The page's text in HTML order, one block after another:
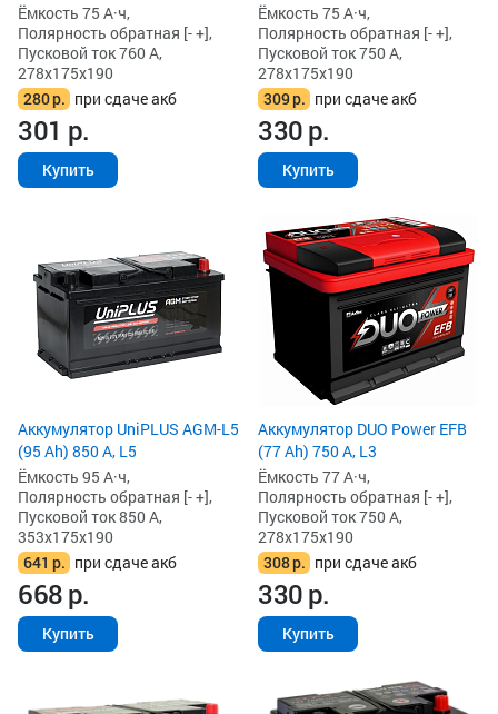
Ёмкость 75 А·ч,
Полярность обратная [- +],
Пусковой ток 760 А,
278x175x190
280р. при сдаче акб
301 р.
Купить
Ёмкость 75 А·ч,
Полярность обратная [- +],
Пусковой ток 750 А,
278x175x190
309р. при сдаче акб
330р.
Купить
Аккумулятор UniPLUS AGM-L5
(95 Ah) 850 А, L5
Ёмкость 95 А·ч,
Полярность обратная [- +],
Пусковой ток 850 А,
353x175x190
641 р. при сдаче акб
668р.
Купить
Аккумулятор DUO Power EFB
(77 Ah) 750 А, L3
Ёмкость 77 А·ч,
Полярность обратная [- +],
Пусковой ток 750 А,
278x175x190
308р. при сдаче акб
330р.
Купить